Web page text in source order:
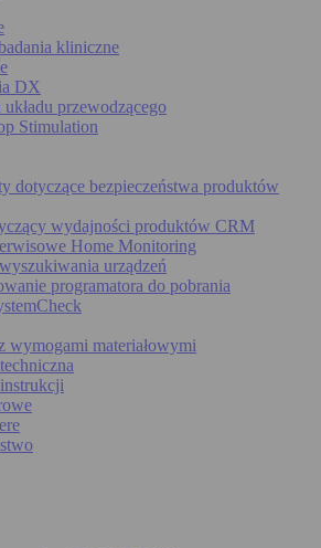
kliniczne
DX
przewodzącego
Stimulation
dotyczące bezpieczeństwa produktów
wydajności produktów CRM
Home Monitoring
urządzeń
programatora do pobrania
wymogami materiałowymi